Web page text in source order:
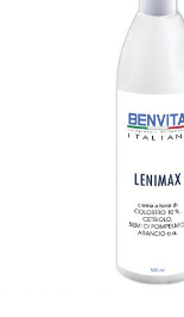
Dettagli